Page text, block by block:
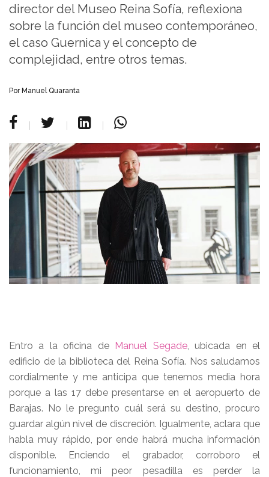
director del Museo Reina Sofía, reflexiona
sobre la función del museo contemporáneo,
el caso Guernica y el concepto de
complejidad, entre otros temas.
Por Manuel Quaranta
Entro a la oficina de Manuel Segade, ubicada en el
edificio de la biblioteca del Reina Sofía. Nos saludamos
cordialmente y me anticipa que tenemos media hora
porque a las 17 debe presentarse en el aeropuerto de
Barajas. No le pregunto cuál será su destino, procuro
guardar algún nivel de discreción. Igualmente, aclara que
habla muy rápido, por ende habrá mucha información
disponible. Enciendo el grabador, corroboro el
funcionamiento, mi peor pesadilla es perder la